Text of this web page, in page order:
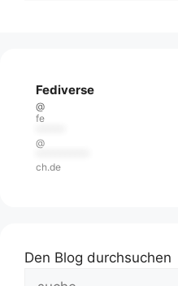
Fediverse
@
fe
@
ch.de
Den Blog durchsuchen